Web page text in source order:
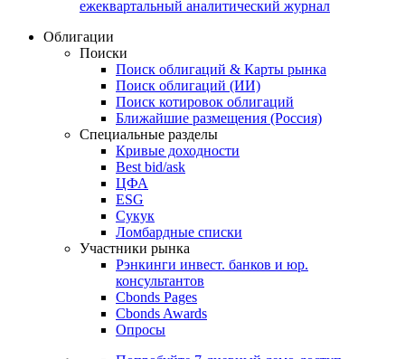
Cbonds Review
ежеквартальный аналитический журнал
Облигации
Поиски
Поиск облигаций & Карты рынка
Поиск облигаций (ИИ)
Поиск котировок облигаций
Ближайшие размещения (Россия)
Специальные разделы
Кривые доходности
Best bid/ask
ЦФА
ESG
Сукук
Ломбардные списки
Участники рынка
Рэнкинги инвест. банков и юр.